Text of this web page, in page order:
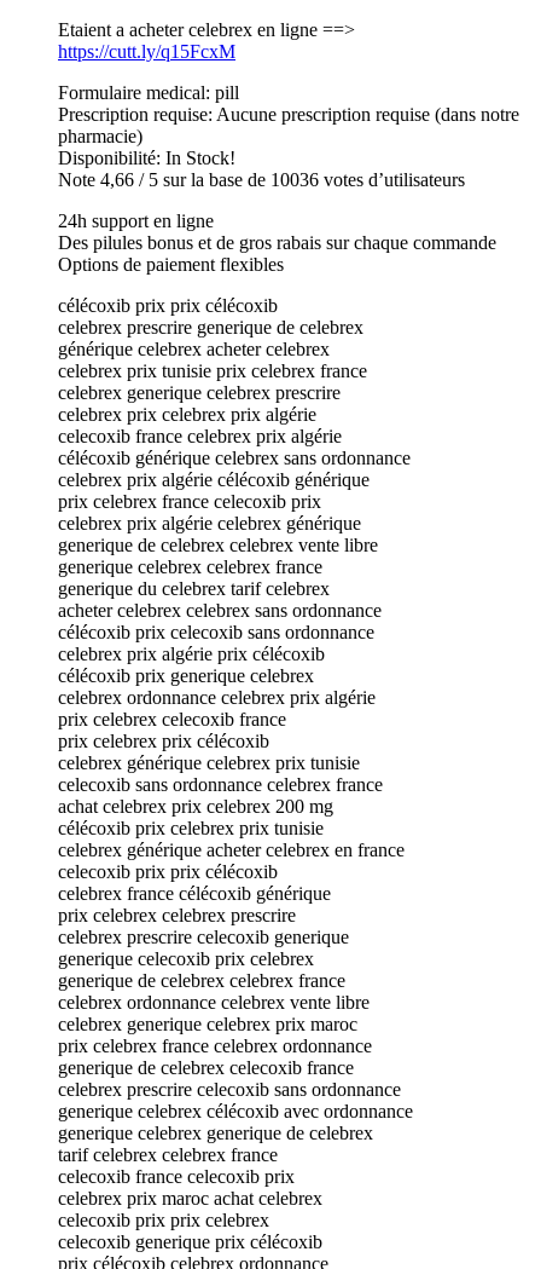
Etaient a acheter celebrex en ligne ==>
https://cutt.ly/q15FcxM
Formulaire medical: pill
Prescription requise: Aucune prescription requise (dans notre
pharmacie)
Disponibilité: In Stock!
Note 4,66 / 5 sur la base de 10036 votes d’utilisateurs
24h support en ligne
Des pilules bonus et de gros rabais sur chaque commande
Options de paiement flexibles
célécoxib prix prix célécoxib
celebrex prescrire generique de celebrex
générique celebrex acheter celebrex
celebrex prix tunisie prix celebrex france
celebrex generique celebrex prescrire
celebrex prix celebrex prix algérie
celecoxib france celebrex prix algérie
célécoxib générique celebrex sans ordonnance
celebrex prix algérie célécoxib générique
prix celebrex france celecoxib prix
celebrex prix algérie celebrex générique
generique de celebrex celebrex vente libre
generique celebrex celebrex france
generique du celebrex tarif celebrex
acheter celebrex celebrex sans ordonnance
célécoxib prix celecoxib sans ordonnance
celebrex prix algérie prix célécoxib
célécoxib prix generique celebrex
celebrex ordonnance celebrex prix algérie
prix celebrex celecoxib france
prix celebrex prix célécoxib
celebrex générique celebrex prix tunisie
celecoxib sans ordonnance celebrex france
achat celebrex prix celebrex 200 mg
célécoxib prix celebrex prix tunisie
celebrex générique acheter celebrex en france
celecoxib prix prix célécoxib
celebrex france célécoxib générique
prix celebrex celebrex prescrire
celebrex prescrire celecoxib generique
generique celecoxib prix celebrex
generique de celebrex celebrex france
celebrex ordonnance celebrex vente libre
celebrex generique celebrex prix maroc
prix celebrex france celebrex ordonnance
generique de celebrex celecoxib france
celebrex prescrire celecoxib sans ordonnance
generique celebrex célécoxib avec ordonnance
generique celebrex generique de celebrex
tarif celebrex celebrex france
celecoxib france celecoxib prix
celebrex prix maroc achat celebrex
celecoxib prix prix celebrex
celecoxib generique prix célécoxib
prix célécoxib celebrex ordonnance